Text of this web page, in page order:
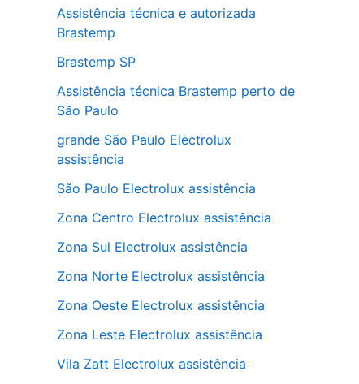
Assistência técnica e autorizada
Brastemp
Brastemp SP
Assistência técnica Brastemp perto de
São Paulo
grande São Paulo Electrolux
assistência
São Paulo Electrolux assistência
Zona Centro Electrolux assistência
Zona Sul Electrolux assistência
Zona Norte Electrolux assistência
Zona Oeste Electrolux assistência
Zona Leste Electrolux assistência
Vila Zatt Electrolux assistência